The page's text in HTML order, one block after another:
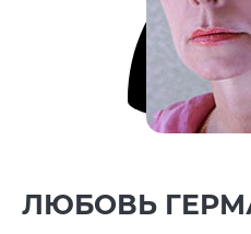
ЛЮБОВЬ